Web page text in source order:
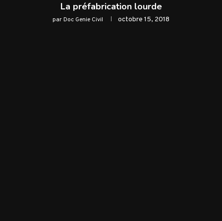
La préfabrication lourde
parDoc Genie Civil octobre 15, 2018